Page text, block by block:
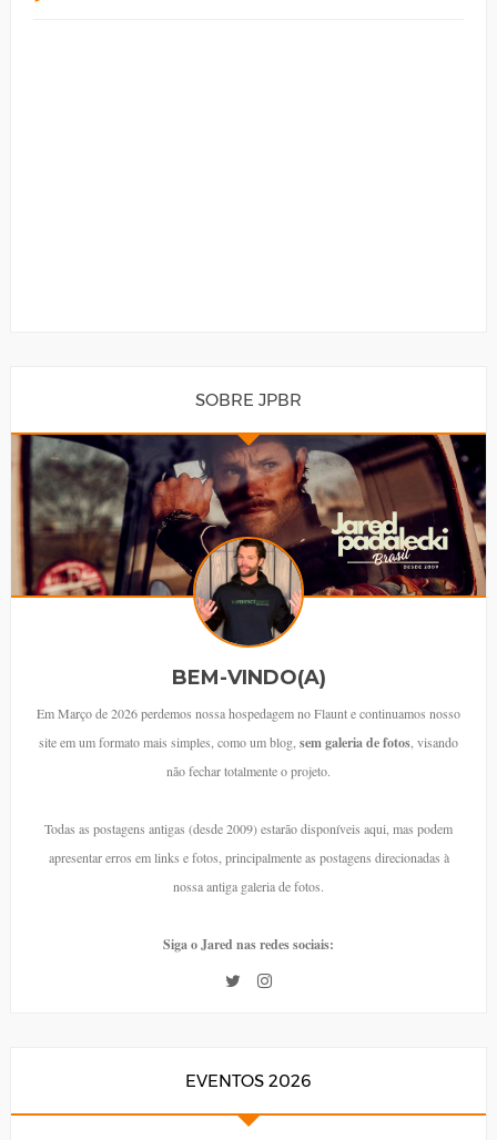
SOBRE JPBR
BEM-VINDO(A)
Em Março de 2026 perdemos nossa hospedagem no Flaunt e continuamos nosso
site em um formato mais simples, como um blog, sem galeria de fotos , visando
não fechar totalmente o projeto.
Todas as postagens antigas (desde 2009) estarão disponíveis aqui, mas podem
apresentar erros em links e fotos, principalmente as postagens direcionadas à
nossa antiga galeria de fotos.
Siga o Jared nas redes sociais:
EVENTOS 2026